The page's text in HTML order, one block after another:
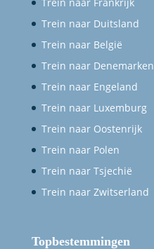
Trein naar Duitsland
Trein naar België
Trein naar Denemarken
Trein naar Engeland
Trein naar Luxemburg
Trein naar Oostenrijk
Trein naar Polen
Trein naar Tsjechië
Trein naar Zwitserland
Topbestemmingen